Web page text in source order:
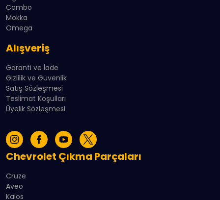
Combo
Mokka
Omega
Alışveriş
Garanti ve İade
Gizlilik ve Güvenlik
Satış Sözleşmesi
Teslimat Koşulları
Üyelik Sözleşmesi
Chevrolet Çıkma Parçaları
Cruze
Aveo
Kalos